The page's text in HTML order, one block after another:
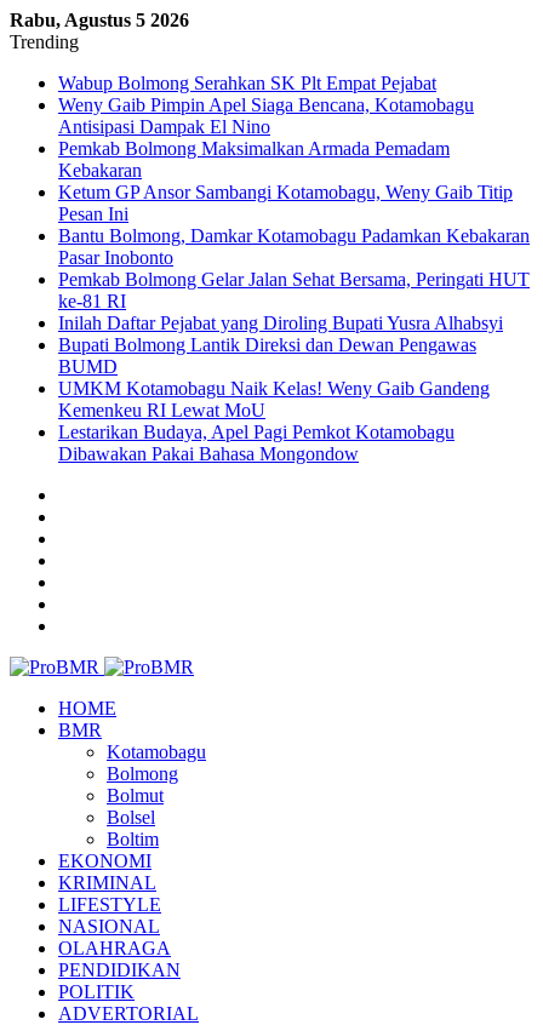
Rabu, Agustus 5 2026
Trending
Wabup Bolmong Serahkan SK Plt Empat Pejabat
Weny Gaib Pimpin Apel Siaga Bencana, Kotamobagu
Antisipasi Dampak El Nino
Pemkab Bolmong Maksimalkan Armada Pemadam
Kebakaran
Ketum GP Ansor Sambangi Kotamobagu, Weny Gaib Titip
Pesan Ini
Bantu Bolmong, Damkar Kotamobagu Padamkan Kebakaran
Pasar Inobonto
Pemkab Bolmong Gelar Jalan Sehat Bersama, Peringati HUT
ke-81 RI
Inilah Daftar Pejabat yang Diroling Bupati Yusra Alhabsyi
Bupati Bolmong Lantik Direksi dan Dewan Pengawas
BUMD
UMKM Kotamobagu Naik Kelas! Weny Gaib Gandeng
Kemenkeu RI Lewat MoU
Lestarikan Budaya, Apel Pagi Pemkot Kotamobagu
Dibawakan Pakai Bahasa Mongondow
Menu
HOME
BMR
Kotamobagu
Bolmong
Bolmut
Bolsel
Boltim
EKONOMI
KRIMINAL
LIFESTYLE
NASIONAL
OLAHRAGA
PENDIDIKAN
POLITIK
ADVERTORIAL